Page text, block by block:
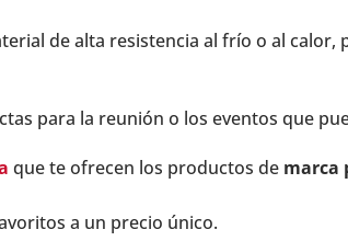
de alta resistencia al frío o al
para la reunión o los eventos que
que te ofrecen los productos de marca
a un precio único.